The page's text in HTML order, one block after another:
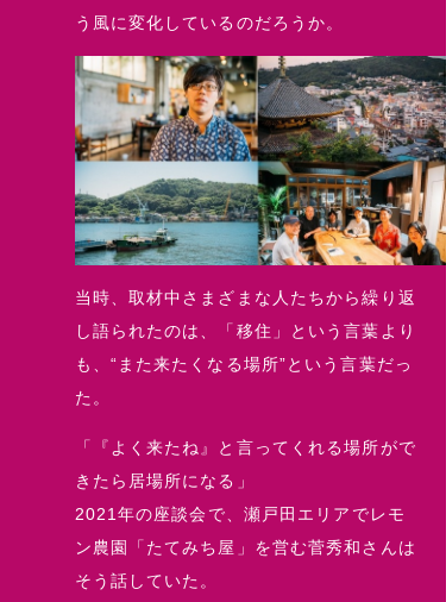
う風に変化しているのだろうか。
当時、取材中さまざまな人たちから繰り返
し語られたのは、「移住」という言葉より
も、“また来たくなる場所”という言葉だっ
た。
「『よく来たね』と言ってくれる場所がで
きたら居場所になる」
2021年の座談会で、瀬戸田エリアでレモ
ン農園「たてみち屋」を営む菅秀和さんは
そう話していた。